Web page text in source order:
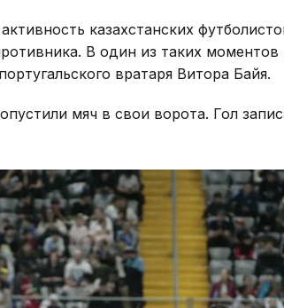
казахстанских
В один из таких
вратаря Витора Байя.
мяч в свои ворота. Гол